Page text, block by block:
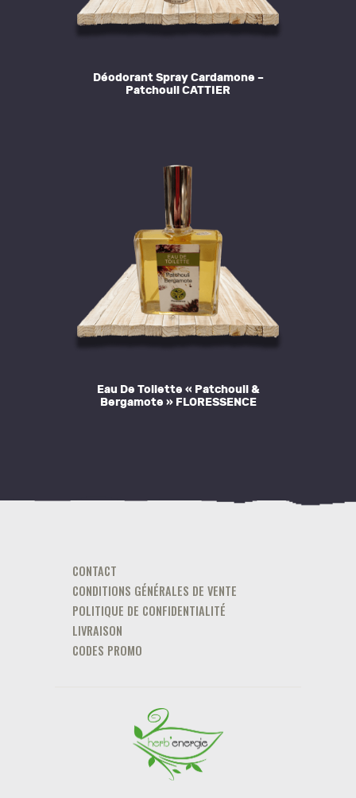
Déodorant Spray Cardamone –
Patchouli CATTIER
Eau De Toilette « Patchouli &
Bergamote » FLORESSENCE
CONTACT
CONDITIONS GÉNÉRALES DE VENTE
POLITIQUE DE CONFIDENTIALITÉ
LIVRAISON
CODES PROMO